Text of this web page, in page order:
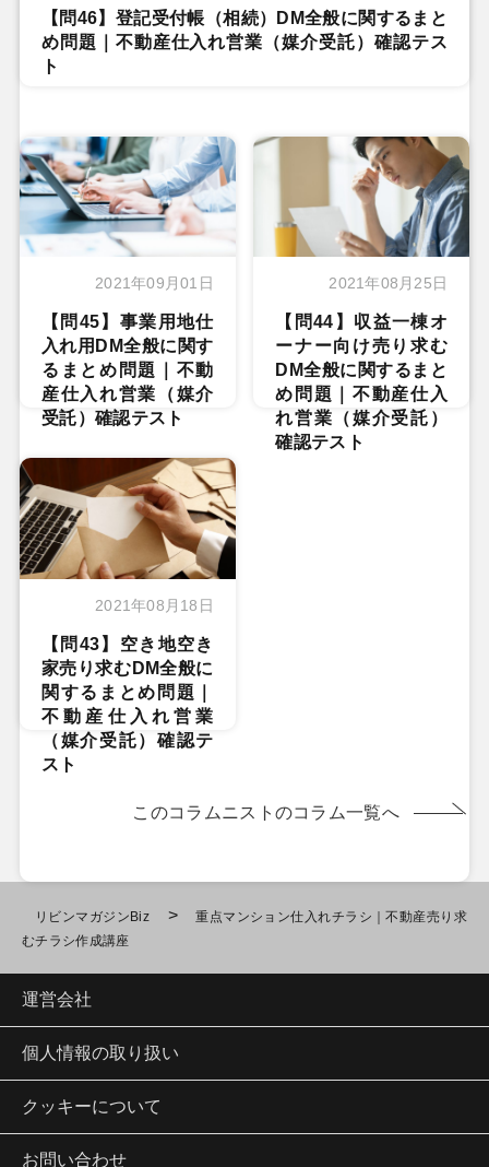
【問46】登記受付帳（相続）DM全般に関するまと
め問題｜不動産仕入れ営業（媒介受託）確認テス
ト
2021年09月01日
【問45】事業用地仕
入れ用DM全般に関す
るまとめ問題｜不動
産仕入れ営業（媒介
受託）確認テスト
2021年08月25日
【問44】収益一棟オ
ーナー向け売り求む
DM全般に関するまと
め問題｜不動産仕入
れ営業（媒介受託）
確認テスト
2021年08月18日
【問43】空き地空き
家売り求むDM全般に
関するまとめ問題｜
不動産仕入れ営業
（媒介受託）確認テ
スト
このコラムニストのコラム一覧へ
リビンマガジンBiz >
重点マンション仕入れチラシ｜不動産売り求
むチラシ作成講座
運営会社
個人情報の取り扱い
クッキーについて
お問い合わせ